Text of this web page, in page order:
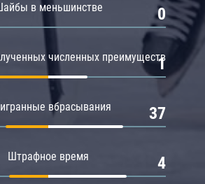
в меньшинстве 0
численных преимуществ
1
вбрасывания 37
Штрафное время 4